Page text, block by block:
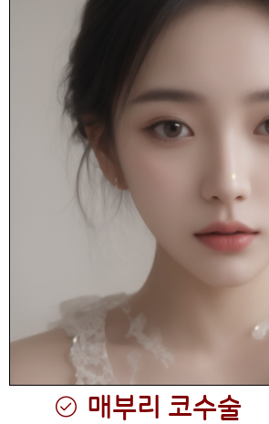
매부리 코수술